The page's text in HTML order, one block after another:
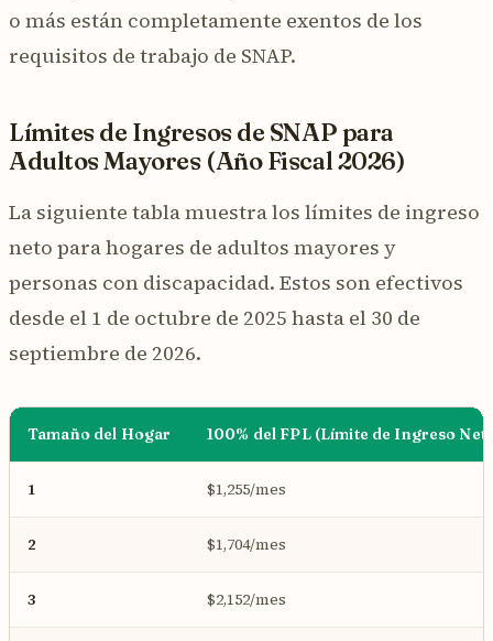
o más están completamente exentos de los
requisitos de trabajo de SNAP.
Límites de Ingresos de SNAP para
Adultos Mayores (Año Fiscal 2026)
La siguiente tabla muestra los límites de ingreso
neto para hogares de adultos mayores y
personas con discapacidad. Estos son efectivos
desde el 1 de octubre de 2025 hasta el 30 de
septiembre de 2026.
Tamaño del Hogar 100% del FPL (Límite de Ingreso
1 $1,255/mes
2 $1,704/mes
3 $2,152/mes